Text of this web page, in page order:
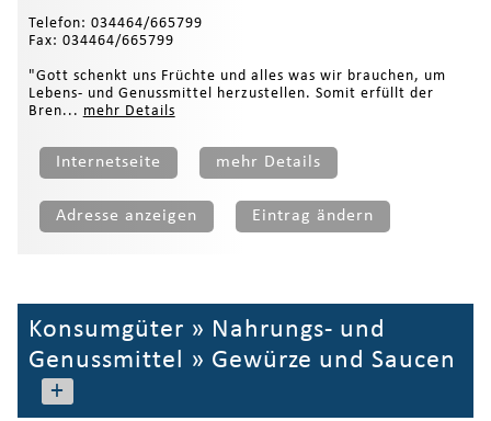
Telefon: 034464/665799
Fax: 034464/665799
"Gott schenkt uns Früchte und alles was wir brauchen, um
Lebens- und Genussmittel herzustellen. Somit erfüllt der
Bren... mehr Details
Internetseite mehr Details
Adresse anzeigen Eintrag ändern
Konsumgüter » Nahrungs- und
Genussmittel » Gewürze und Saucen
+